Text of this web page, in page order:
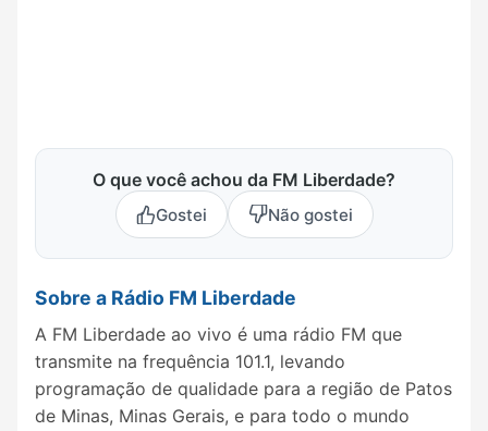
O que você achou da FM Liberdade?
Gostei Não gostei
Sobre a Rádio FM Liberdade
A FM Liberdade ao vivo é uma rádio FM que
transmite na frequência 101.1, levando
programação de qualidade para a região de Patos
de Minas, Minas Gerais, e para todo o mundo